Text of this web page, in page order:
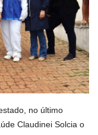
no último
Claudinei Solcia o